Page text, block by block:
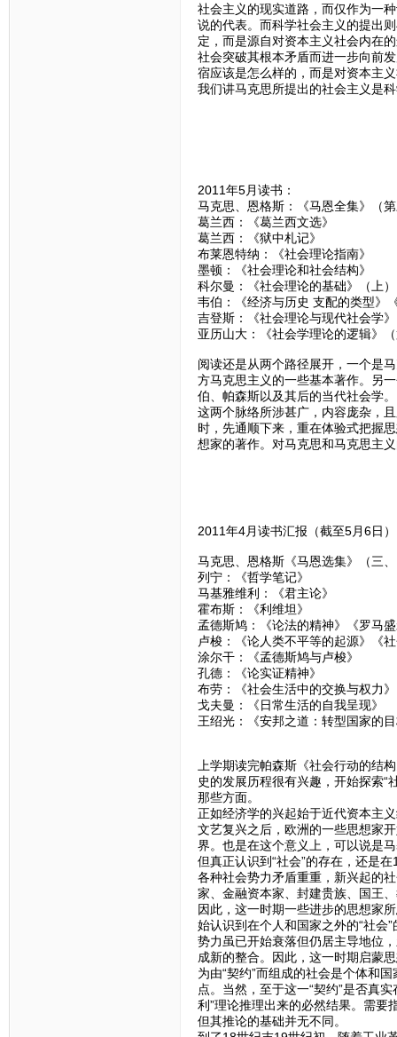
社会主义的现实道路，而仅作为一
说的代表。而科学社会主义的提出
定，而是源自对资本主义社会内在
社会突破其根本矛盾而进一步向前
宿应该是怎么样的，而是对资本主
我们讲马克思所提出的社会主义是
2011年5月读书：
马克思、恩格斯：《马恩全集》（
葛兰西：《葛兰西文选》
葛兰西：《狱中札记》
布莱恩特纳：《社会理论指南》
墨顿：《社会理论和社会结构》
科尔曼：《社会理论的基础》（上）
韦伯：《经济与历史 支配的类型》
吉登斯：《社会理论与现代社会学》
亚历山大：《社会学理论的逻辑》
阅读还是从两个路径展开，一个是
方马克思主义的一些基本著作。另
伯、帕森斯以及其后的当代社会学。
这两个脉络所涉甚广，内容庞杂，
时，先通顺下来，重在体验式把握
想家的著作。对马克思和马克思主
2011年4月读书汇报（截至5月6日）
马克思、恩格斯《马恩选集》（三
列宁：《哲学笔记》
马基雅维利：《君主论》
霍布斯：《利维坦》
孟德斯鸠：《论法的精神》《罗马
卢梭：《论人类不平等的起源》《
涂尔干：《孟德斯鸠与卢梭》
孔德：《论实证精神》
布劳：《社会生活中的交换与权力》
戈夫曼：《日常生活的自我呈现》
王绍光：《安邦之道：转型国家的
上学期读完帕森斯《社会行动的结
史的发展历程很有兴趣，开始探索“
那些方面。
正如经济学的兴起始于近代资本主
文艺复兴之后，欧洲的一些思想家
界。也是在这个意义上，可以说是
但真正认识到“社会”的存在，还是
各种社会势力矛盾重重，新兴起的
家、金融资本家、封建贵族、国王
因此，这一时期一些进步的思想家
始认识到在个人和国家之外的“社会
势力虽已开始衰落但仍居主导地位
成新的整合。因此，这一时期启蒙
为由“契约”而组成的社会是个体和
点。当然，至于这一“契约”是否真
利”理论推理出来的必然结果。需要
但其推论的基础并无不同。